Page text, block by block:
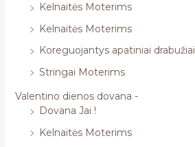
Kelnaitės Moterims
Kelnaitės Moterims
Koreguojantys apatiniai drabužiai
Stringai Moterims
Valentino dienos dovana -
Dovana Jai !
Kelnaitės Moterims